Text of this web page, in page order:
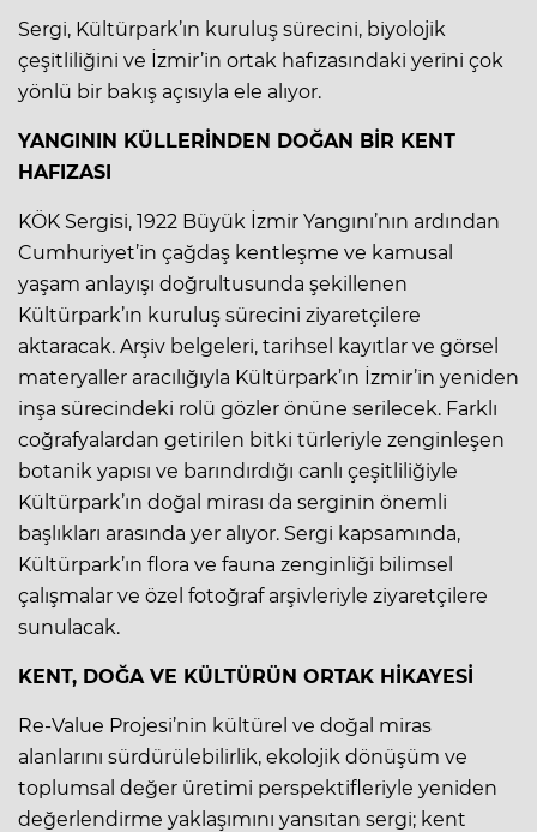
Sergi, Kültürpark’ın kuruluş sürecini, biyolojik
çeşitliliğini ve İzmir’in ortak hafızasındaki yerini çok
yönlü bir bakış açısıyla ele alıyor.
YANGININ KÜLLERİNDEN DOĞAN BİR KENT
HAFIZASI
KÖK Sergisi, 1922 Büyük İzmir Yangını’nın ardından
Cumhuriyet’in çağdaş kentleşme ve kamusal
yaşam anlayışı doğrultusunda şekillenen
Kültürpark’ın kuruluş sürecini ziyaretçilere
aktaracak. Arşiv belgeleri, tarihsel kayıtlar ve görsel
materyaller aracılığıyla Kültürpark’ın İzmir’in yeniden
inşa sürecindeki rolü gözler önüne serilecek. Farklı
coğrafyalardan getirilen bitki türleriyle zenginleşen
botanik yapısı ve barındırdığı canlı çeşitliliğiyle
Kültürpark’ın doğal mirası da serginin önemli
başlıkları arasında yer alıyor. Sergi kapsamında,
Kültürpark’ın flora ve fauna zenginliği bilimsel
çalışmalar ve özel fotoğraf arşivleriyle ziyaretçilere
sunulacak.
KENT, DOĞA VE KÜLTÜRÜN ORTAK HİKAYESİ
Re-Value Projesi’nin kültürel ve doğal miras
alanlarını sürdürülebilirlik, ekolojik dönüşüm ve
toplumsal değer üretimi perspektifleriyle yeniden
değerlendirme yaklaşımını yansıtan sergi; kent